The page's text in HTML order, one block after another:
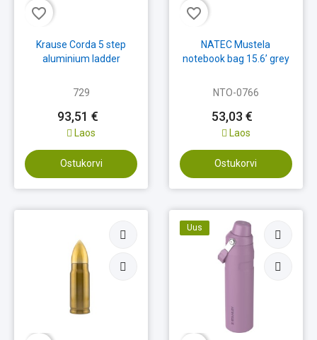
favorite_border
Krause Corda 5 step
aluminium ladder
729
93,51 €
Laos
Ostukorvi
favorite_border
NATEC Mustela
notebook bag 15.6’ grey
NTO-0766
53,03 €
Laos
Ostukorvi
Uus